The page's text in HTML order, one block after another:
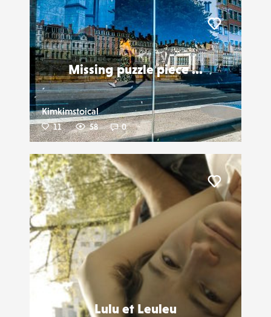
Missing puzzle piece ...
Kimkimstoical
11 58 0
Liker
Lulu et Leuleu
Liker